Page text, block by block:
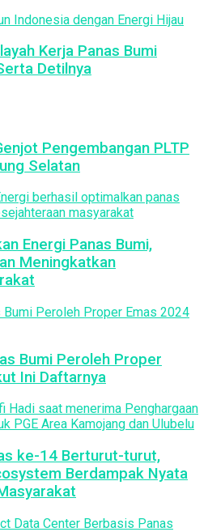
Kerja Panas Bumi
Detilnya
Pengembangan PLTP
Selatan
Energi Panas Bumi,
Meningkatkan
Bumi Peroleh Proper
Ini Daftarnya
ke-14 Berturut-turut,
Berdampak Nyata